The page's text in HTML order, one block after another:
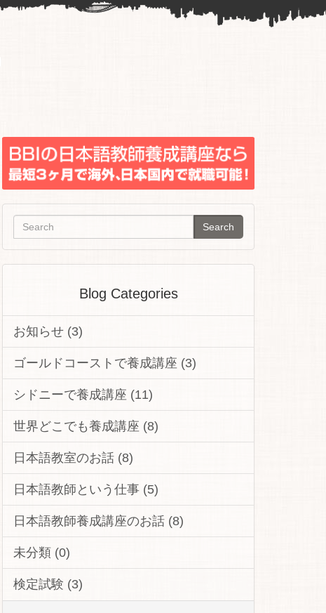
Search
Blog Categories
お知らせ (3)
ゴールドコーストで養成講座 (3)
シドニーで養成講座 (11)
世界どこでも養成講座 (8)
日本語教室のお話 (8)
日本語教師という仕事 (5)
日本語教師養成講座のお話 (8)
未分類 (0)
検定試験 (3)